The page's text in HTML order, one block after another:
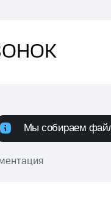
Мы собираем